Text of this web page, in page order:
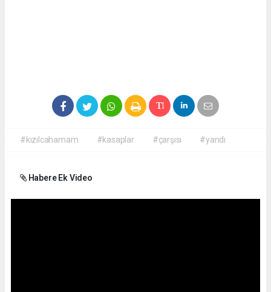
#kızılcahamam #kasaplar #çarşısı #yandı
Habere Ek Video